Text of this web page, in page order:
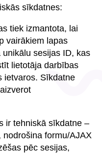
sīkdatnes:
tiek izmantota, lai
vairākiem lapas
sesijas ID, kas
lietotāja darbības
ietvaros. Sīkdatne
ir tehniskā sīkdatne –
formu/AJAX
pēc sesijas,